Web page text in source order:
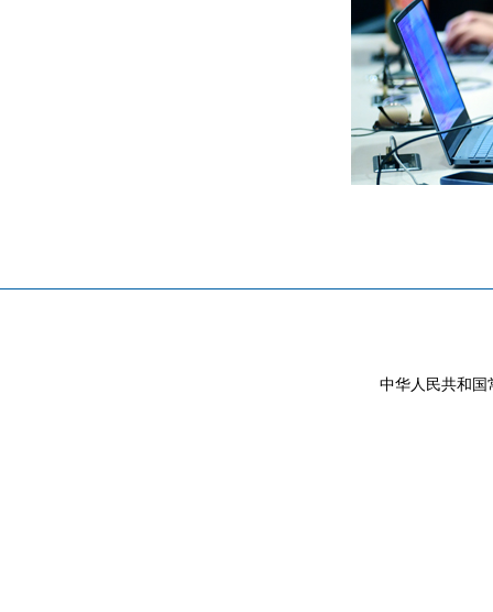
中华人民共和国